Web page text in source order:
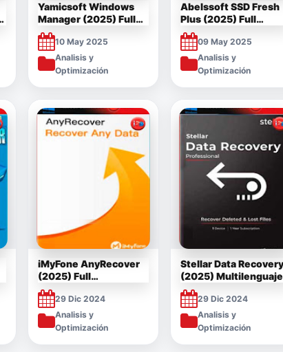
Yamicsoft Windows
Manager (2025) Full
Multilenguaje Español
[Mega]10 May 2025
Analisis y
Optimización
Abelssoft SSD Fresh
Plus (2025) Full
Español [Mega]
09 May 2025
Analisis y
Optimización
iMyFone AnyRecover
(2025) Full
Multilenguaje Español
[Mega]29 Dic 2024
Analisis y
Optimización
Stellar Data Recovery
(2025) Multilenguaje
Full Español [Mega]
29 Dic 2024
Analisis y
Optimización